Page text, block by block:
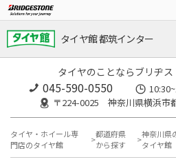
タイヤ館 都筑インター
タイヤのことならブリヂ
045-590-0550
〒224-0025 神奈川県横浜市
タイヤ・ホイール専
門店のタイヤ館
都道府県
から探す
神奈川県
タイヤ館